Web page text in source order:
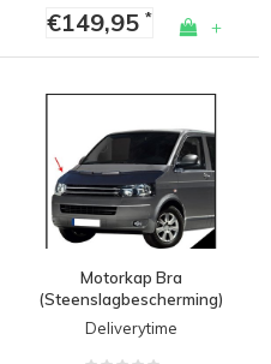
€149,95* +
Motorkap Bra
(Steenslagbescherming)
voor Volkswagen
Transporter T5 / T5.1
Deliverytime